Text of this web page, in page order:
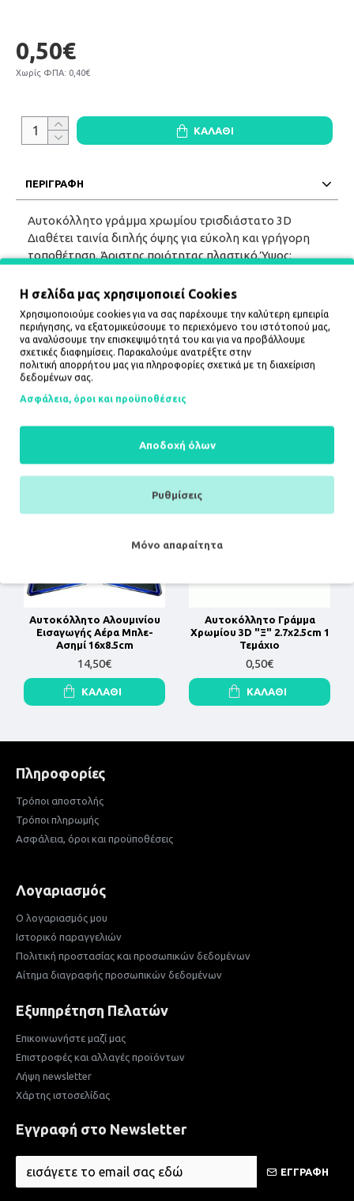
0,50€
Χωρίς ΦΠΑ: 0,40€
ΚΑΛΆΘΙ
ΠΕΡΙΓΡΑΦΗ
Αυτοκόλλητο γράμμα χρωμίου τρισδιάστατο 3D
Διαθέτει ταινία διπλής όψης για εύκολη και γρήγορη
τοποθέτηση. Άριστης ποιότητας πλαστικό.Ύψος:
νούμερα με το ίδιο design για να γράψετε ό,τι
επιθυμείτε!
ΔΕΙΤΕ ΕΠΙΣΗΣ
Αυτοκόλλητο Αλουμινίου
Εισαγωγής Αέρα Μπλε-
Ασημί 16x8.5cm
14,50€
ΚΑΛΆΘΙ
Αυτοκόλλητο Γράμμα
Χρωμίου 3D "Ξ" 2.7x2.5cm 1
Τεμάχιο
0,50€
ΚΑΛΆΘΙ
Πληροφορίες
Τρόποι αποστολής
Τρόποι πληρωμής
Ασφάλεια, όροι και προϋποθέσεις
Λογαριασμός
Ο λογαριασμός μου
Ιστορικό παραγγελιών
Πολιτική προστασίας και προσωπικών δεδομένων
Αίτημα διαγραφής προσωπικών δεδομένων
Εξυπηρέτηση Πελατών
Επικοινωνήστε μαζί μας
Επιστροφές και αλλαγές προϊόντων
Λήψη newsletter
Χάρτης ιστοσελίδας
Εγγραφή στο Newsletter
ΕΓΓΡΑΦΗ
Η σελίδα μας χρησιμοποιεί Cookies
Χρησιμοποιούμε cookies για να σας παρέχουμε την καλύτερη εμπειρία
περιήγησης, να εξατομικεύσουμε το περιεχόμενο του ιστότοπού μας,
να αναλύσουμε την επισκεψιμότητά του και για να προβάλλουμε
σχετικές διαφημίσεις. Παρακαλούμε ανατρέξτε στην
πολιτική απορρήτου μας για πληροφορίες σχετικά με τη διαχείριση
δεδομένων σας.
Ασφάλεια, όροι και προϋποθέσεις
Αποδοχή όλων
Ρυθμίσεις
Μόνο απαραίτητα